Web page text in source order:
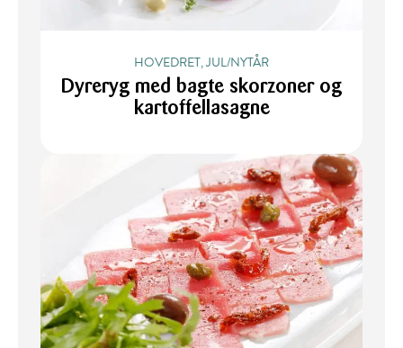
HOVEDRET, JUL/NYTÅR
Dyreryg med bagte skorzoner og
kartoffellasagne